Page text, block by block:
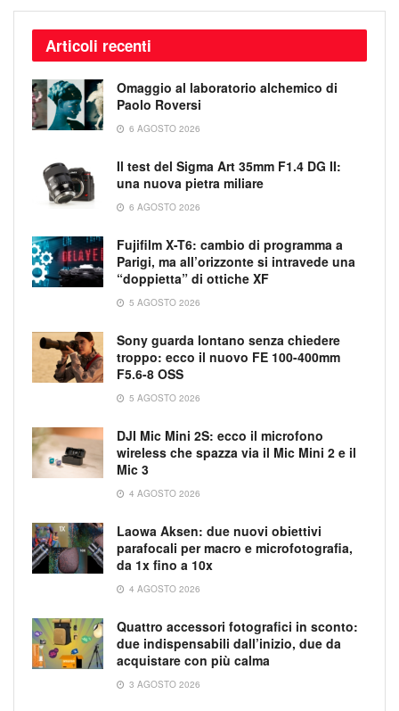
Articoli recenti
Omaggio al laboratorio alchemico di
Paolo Roversi
6 AGOSTO 2026
Il test del Sigma Art 35mm F1.4 DG II:
una nuova pietra miliare
6 AGOSTO 2026
Fujifilm X-T6: cambio di programma a
Parigi, ma all’orizzonte si intravede una
“doppietta” di ottiche XF
5 AGOSTO 2026
Sony guarda lontano senza chiedere
troppo: ecco il nuovo FE 100-400mm
F5.6-8 OSS
5 AGOSTO 2026
DJI Mic Mini 2S: ecco il microfono
wireless che spazza via il Mic Mini 2 e il
Mic 3
4 AGOSTO 2026
Laowa Aksen: due nuovi obiettivi
parafocali per macro e microfotografia,
da 1x fino a 10x
4 AGOSTO 2026
Quattro accessori fotografici in sconto:
due indispensabili dall’inizio, due da
acquistare con più calma
3 AGOSTO 2026